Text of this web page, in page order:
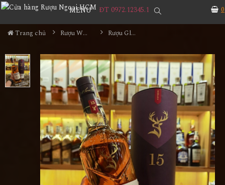
0
MENU ĐT 0972.12345.1
Trang chủ Rượu Whisky Rượu Glenfiddich 15 Năm